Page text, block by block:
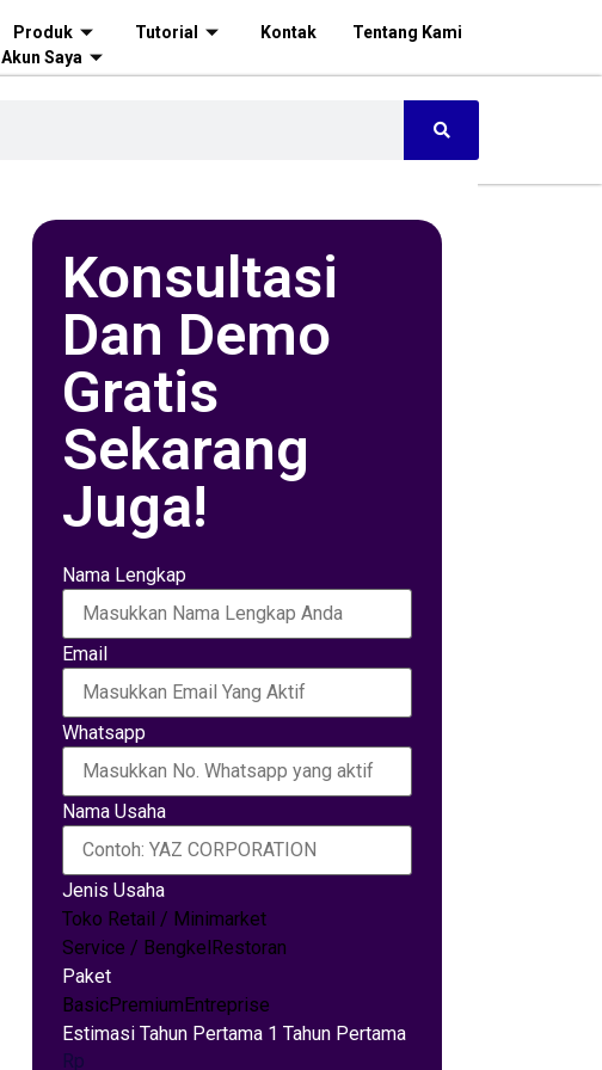
Produk Tutorial Kontak
Tentang Kami
Akun Saya
Konsultasi
Dan Demo
Gratis
Sekarang
Juga!
Nama Lengkap
Email
Whatsapp
Nama Usaha
Jenis Usaha
Toko Retail / Minimarket
Service / BengkelRestoran
Paket
BasicPremiumEntreprise
Estimasi Tahun Pertama 1 Tahun Pertama
Rp